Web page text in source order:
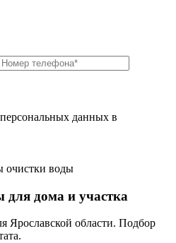
данных в
очистки воды
для дома и участка
Ярославской области. Подбор